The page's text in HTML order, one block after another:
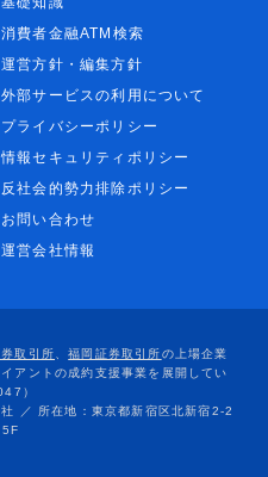
消費者金融ATM検索
運営方針・編集方針
外部サービスの利用について
プライバシーポリシー
情報セキュリティポリシー
反社会的勢力排除ポリシー
お問い合わせ
運営会社情報